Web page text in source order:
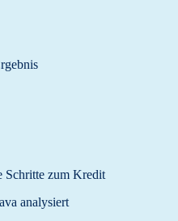
Schritte zum Kredit
analysiert